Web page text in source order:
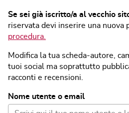
Se sei già iscritto/a al vecchio
riservata devi inserire una nuova
procedura.
Modifica la tua scheda-autore,
tuoi social ma soprattutto
racconti e recensioni.
Nome utente o email